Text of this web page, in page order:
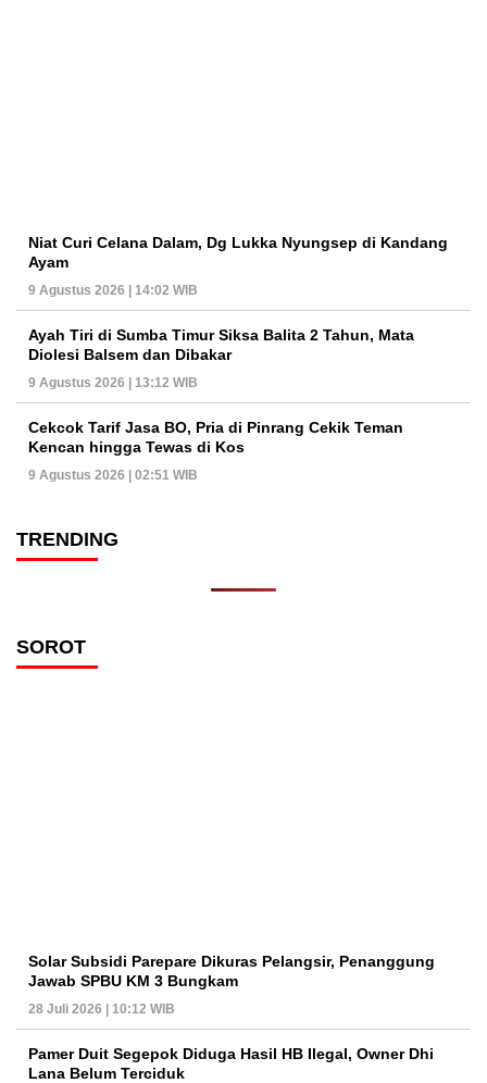
Niat Curi Celana Dalam, Dg Lukka Nyungsep di Kandang
Ayam
9 Agustus 2026 | 14:02 WIB
Ayah Tiri di Sumba Timur Siksa Balita 2 Tahun, Mata
Diolesi Balsem dan Dibakar
9 Agustus 2026 | 13:12 WIB
Cekcok Tarif Jasa BO, Pria di Pinrang Cekik Teman
Kencan hingga Tewas di Kos
9 Agustus 2026 | 02:51 WIB
TRENDING
SOROT
Solar Subsidi Parepare Dikuras Pelangsir, Penanggung
Jawab SPBU KM 3 Bungkam
28 Juli 2026 | 10:12 WIB
Pamer Duit Segepok Diduga Hasil HB Ilegal, Owner Dhi
Lana Belum Terciduk